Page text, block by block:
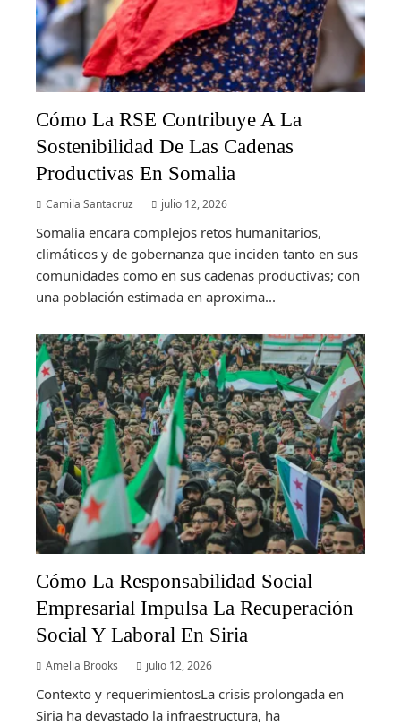
Cómo La RSE Contribuye A La
Sostenibilidad De Las Cadenas
Productivas En Somalia
Camila Santacruz julio 12, 2026
Somalia encara complejos retos humanitarios,
climáticos y de gobernanza que inciden tanto en sus
comunidades como en sus cadenas productivas; con
una población estimada en aproxima...
Cómo La Responsabilidad Social
Empresarial Impulsa La Recuperación
Social Y Laboral En Siria
Amelia Brooks julio 12, 2026
Contexto y requerimientosLa crisis prolongada en
Siria ha devastado la infraestructura, ha